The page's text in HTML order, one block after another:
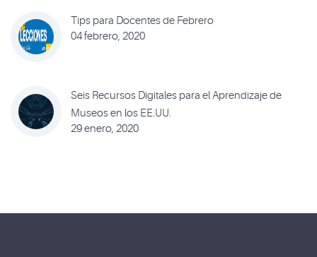
Tips para Docentes de Febrero
04 febrero, 2020
Seis Recursos Digitales para el Aprendizaje de
Museos en los EE.UU.
29 enero, 2020